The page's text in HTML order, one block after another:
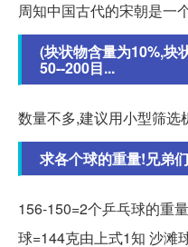
周知中国古代的宋朝是一
(块状物含量为10%,块
50--200目...
数量不多,建议用小型筛选
求各个球的重量!兄弟
156-150=2个乒乓球的重
球=144克由上式1知 沙滩